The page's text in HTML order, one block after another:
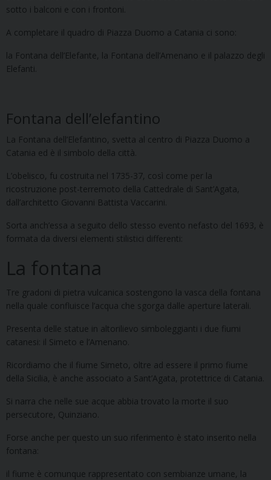
sotto i balconi e con i frontoni.
A completare il quadro di Piazza Duomo a Catania ci sono:
la Fontana dell’Elefante, la Fontana dell’Amenano e il palazzo degli
Elefanti.
Fontana dell’elefantino
La Fontana dell’Elefantino, svetta al centro di Piazza Duomo a
Catania ed è il simbolo della città.
L’obelisco, fu costruita nel 1735-37, così come per la
ricostruzione post-terremoto della Cattedrale di Sant’Agata,
dall’architetto Giovanni Battista Vaccarini.
Sorta anch’essa a seguito dello stesso evento nefasto del 1693, è
formata da diversi elementi stilistici differenti:
La fontana
Tre gradoni di pietra vulcanica sostengono la vasca della fontana
nella quale confluisce l’acqua che sgorga dalle aperture laterali.
Presenta delle statue in altorilievo simboleggianti i due fiumi
catanesi: il Simeto e l’Amenano.
Ricordiamo che il fiume Simeto, oltre ad essere il primo fiume
della Sicilia, è anche associato a Sant’Agata, protettrice di Catania.
Si narra che nelle sue acque abbia trovato la morte il suo
persecutore, Quinziano.
Forse anche per questo un suo riferimento è stato inserito nella
fontana:
il fiume è comunque rappresentato con sembianze umane, la